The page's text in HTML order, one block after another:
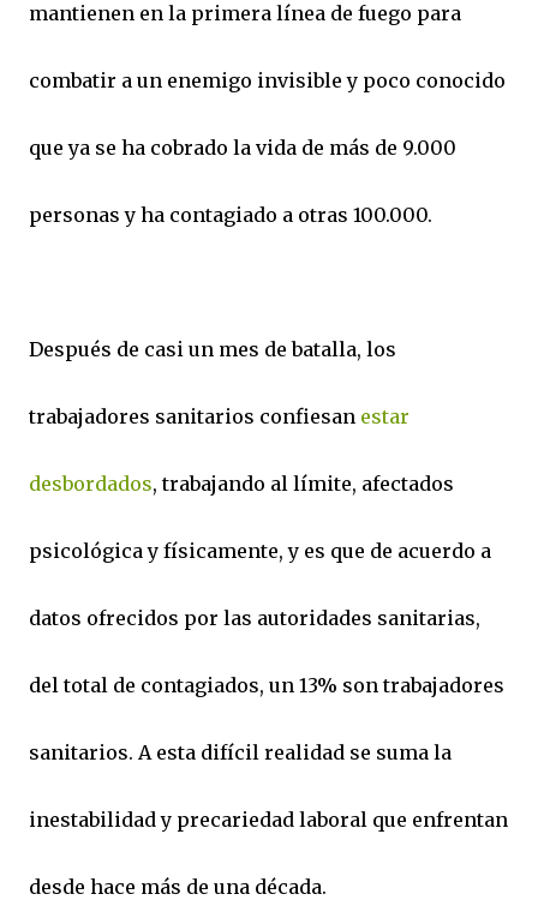
mantienen en la primera línea de fuego para
combatir a un enemigo invisible y poco conocido
que ya se ha cobrado la vida de más de 9.000
personas y ha contagiado a otras 100.000.
Después de casi un mes de batalla, los
trabajadores sanitarios confiesan estar
desbordados, trabajando al límite, afectados
psicológica y físicamente, y es que de acuerdo a
datos ofrecidos por las autoridades sanitarias,
del total de contagiados, un 13% son trabajadores
sanitarios. A esta difícil realidad se suma la
inestabilidad y precariedad laboral que enfrentan
desde hace más de una década.